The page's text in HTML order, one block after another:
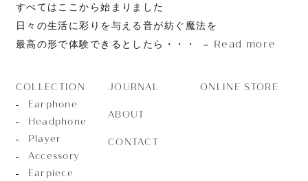
すべてはここから始まりました
日々の生活に彩りを与える音が紡ぐ魔法を
最高の形で体験できるとしたら・・・
Read more
COLLECTION
Earphone
Headphone
Player
Accessory
Earpiece
JOURNAL
ABOUT
CONTACT
ONLINE STORE